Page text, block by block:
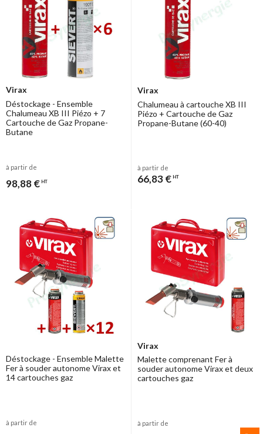
Virax
Déstockage - Ensemble
Chalumeau XB III Piézo + 7
Cartouche de Gaz Propane-
Butane
à partir de
98,88 € HT
Virax
Chalumeau à cartouche XB III
Piézo + Cartouche de Gaz
Propane-Butane (60-40)
à partir de
66,83 € HT
Déstockage - Ensemble Malette
Fer à souder autonome Virax et
14 cartouches gaz
à partir de
Virax
Malette comprenant Fer à
souder autonome Virax et deux
cartouches gaz
à partir de